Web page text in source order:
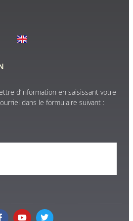
d’information en saisissant votre
dans le formulaire suivant :